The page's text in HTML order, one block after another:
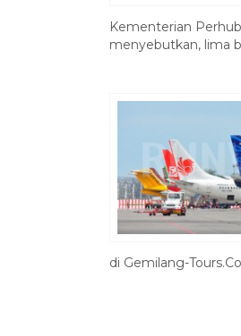
Kementerian
menyebutkan, lima
di Gemilang-